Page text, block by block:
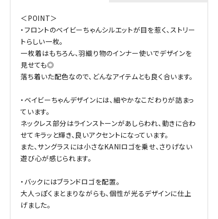
＜POINT＞
・フロントのベイビーちゃんシルエットが目を惹く、ストリー
トらしい一枚。
一枚着はもちろん、羽織り物のインナー使いでデザインを
見せても◎
落ち着いた配色なので、どんなアイテムとも良く合います。
・ベイビーちゃんデザインには、細やかなこだわりが詰まっ
ています。
ネックレス部分はラインストーンがあしらわれ、動きに合わ
せてキラッと輝き、良いアクセントになっています。
また、サングラスには小さなKANIロゴを乗せ、さりげない
遊び心が感じられます。
・バックにはブランドロゴを配置。
大人っぽくまとまりながらも、個性が光るデザインに仕上
げました。